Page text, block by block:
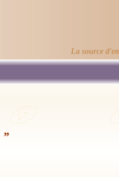
La source
”